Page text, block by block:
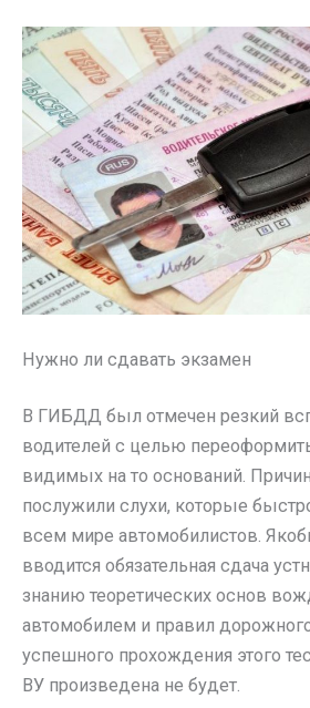
Нужно ли сдавать экзамен
В ГИБДД был отмечен резкий
водителей с целью
видимых на то оснований.
послужили слухи, которые
всем мире автомобилистов.
вводится обязательная сдача
знанию теоретических основ
автомобилем и правил
успешного прохождения этого
ВУ произведена не будет.